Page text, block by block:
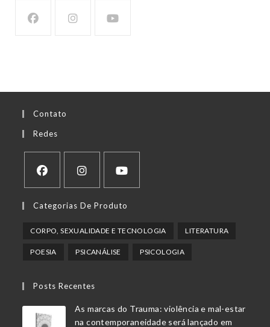
Contato
Redes
em
aba
em
aba
em
aba
Categorias De Produto
CORPO, SEXUALIDADE E TECNOLOGIA LITERATURA
POESIA PSICANÁLISE PSICOLOGIA
Posts Recentes
As marcas do Trauma: violência e mal-estar
na contemporaneidade será lançado em